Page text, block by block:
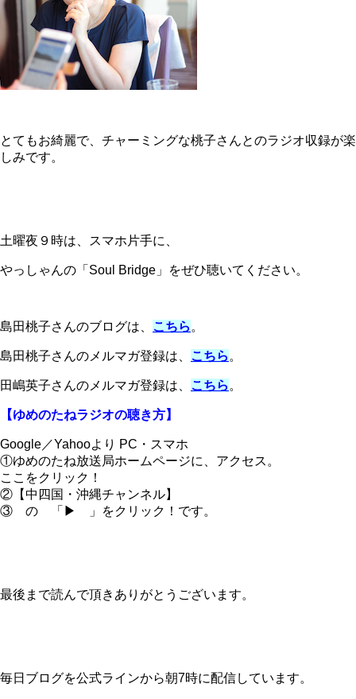
とてもお綺麗で、チャーミングな桃子さんとのラジオ収録が楽
しみです。
土曜夜９時は、スマホ片手に、
やっしゃんの「Soul Bridge」をぜひ聴いてください。
島田桃子さんのブログは、 こちら 。
島田桃子さんのメルマガ登録は、 こちら 。
田嶋英子さんのメルマガ登録は、 こちら 。
【ゆめのたねラジオの聴き方】
Google／Yahooより PC・スマホ
①ゆめのたね放送局ホームページに、アクセス。
ここをクリック！
②【中四国・沖縄チャンネル】
③ の 「▶ 」をクリック！です。
最後まで読んで頂きありがとうございます。
毎日ブログを公式ラインから朝7時に配信しています。